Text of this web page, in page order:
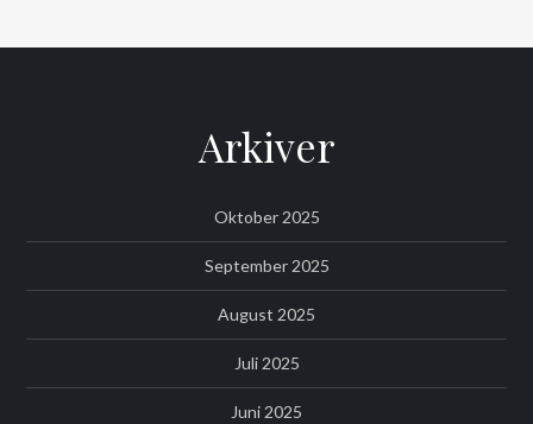
Arkiver
Oktober 2025
September 2025
August 2025
Juli 2025
Juni 2025